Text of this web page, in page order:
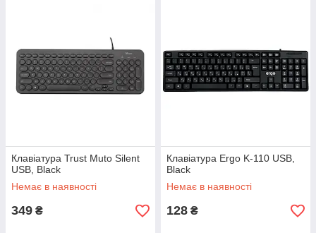
Клавіатура Trust Muto Silent
USB, Black
Немає в наявності
349 ₴
Клавіатура Ergo K-110 USB,
Black
Немає в наявності
128 ₴